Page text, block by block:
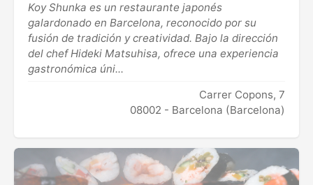
Koy Shunka es un restaurante japonés
galardonado en Barcelona, reconocido por su
fusión de tradición y creatividad. Bajo la dirección
del chef Hideki Matsuhisa, ofrece una experiencia
gastronómica úni...
Carrer Copons, 7
08002 - Barcelona (Barcelona)